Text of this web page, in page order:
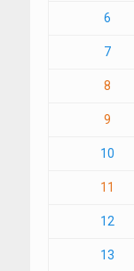
6
7
8
9
10
11
12
13